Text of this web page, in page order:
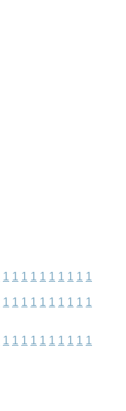
1 1 1 1 1 1 1 1 1 1
1 1 1 1 1 1 1 1 1 1
1 1 1 1 1 1 1 1 1 1